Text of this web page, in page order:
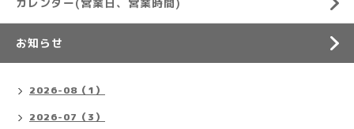
お知らせ
2026-08（1）
2026-07（3）